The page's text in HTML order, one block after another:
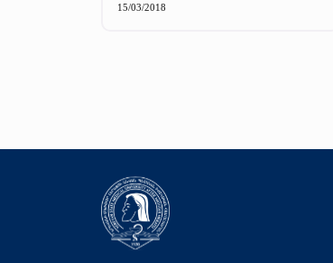
15/03/2018